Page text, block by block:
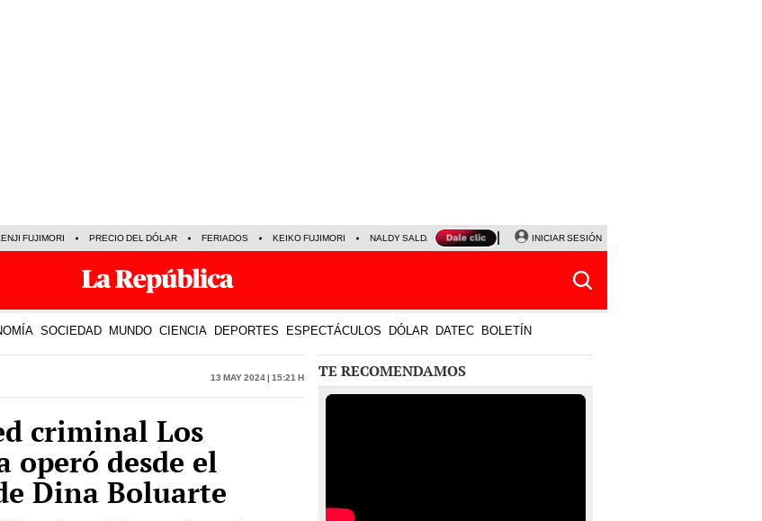
FUJIMORI PRECIO DEL DÓLAR FERIADOS KEIKO FUJIMORI NALDY SALDAÑA JAVIER MILEI PARTIDOS DE HOY
INICIAR SESIÓN
SOCIEDAD MUNDO CIENCIA DEPORTES ESPECTÁCULOS DÓLAR DATEC BOLETÍN
13 May 2024 | 15:21 h
criminal Los
operó desde el
Dina Boluarte
TE RECOMENDAMOS